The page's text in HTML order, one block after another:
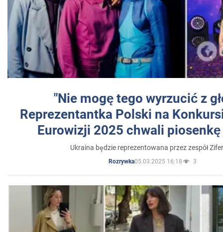
"Nie mogę tego wyrzucić z
Reprezentantka Polski na
Eurowizji 2025 chwali
Ukraina będzie reprezentowana przez zespół
Rozrywka05.03.2025 16:18 3